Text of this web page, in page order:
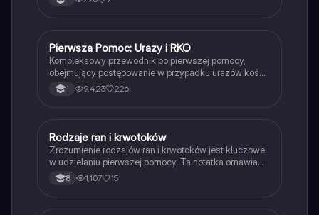
Edukacja dla bezpieczeństwa
Pierwsza Pomoc: Urazy i RKO
Kompleksowy przewodnik po pierwszej pomocy,
obejmujący postępowanie w przypadku urazów kości
i stawów, oparzeń, odmrożeń oraz resuscytację
krążeniowo-oddechową (RKO). Dowiedz się, jak
w organizmie. Idealne dla studentów medycyny i
osób pragnących zdobyć wiedzę z zakresu pierwszej
pomocy.
1 9,423 226
Edukacja dla bezpieczeństwa
Rodzaje ran i krwotoków
Zrozumienie rodzajów ran i krwotoków jest kluczowe
w udzielaniu pierwszej pomocy. Ta notatka omawia
różne typy ran, ich charakterystykę oraz odpowiednie
postępowanie w przypadku krwawienia. Dowiedz się,
8 1,107 15